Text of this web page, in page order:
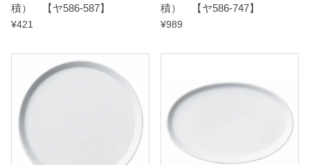
積） 【ヤ586-587】
¥421
積） 【ヤ586-747】
¥989